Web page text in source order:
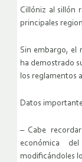
Cillóniz al sillón
principales
Sin embargo, el
ha demostrado
los reglamentos
Datos
– Cabe
económica
modificándoles